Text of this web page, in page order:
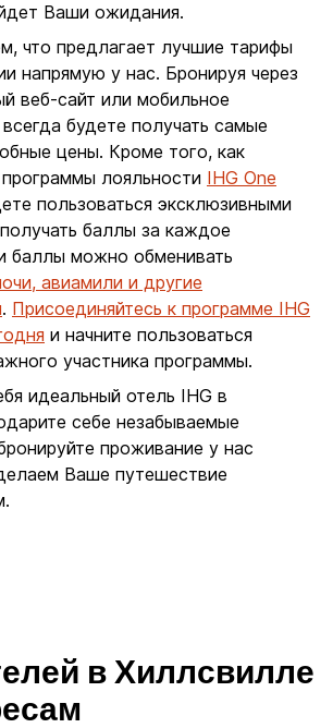
Ваши ожидания.
что предлагает лучшие тарифы
напрямую у нас. Бронируя через
веб-сайт или мобильное
будете получать самые
цены. Кроме того, как
лояльности IHG One
пользоваться эксклюзивными
баллы за каждое
баллы можно обменивать
авиамили и другие
. Присоединяйтесь к программе IHG
и начните пользоваться
участника программы.
идеальный отель IHG в
себе незабываемые
проживание у нас
Ваше путешествие
в Хиллсвилле